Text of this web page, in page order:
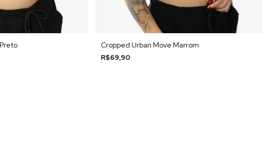
Cropped Urban Move Marrom
R$69,90